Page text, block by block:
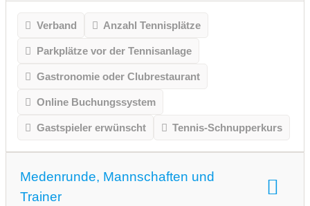
Verband Anzahl Tennisplätze
Parkplätze vor der Tennisanlage
Gastronomie oder Clubrestaurant
Online Buchungssystem
Gastspieler erwünscht Tennis-Schnupperkurs
Medenrunde, Mannschaften und
Trainer